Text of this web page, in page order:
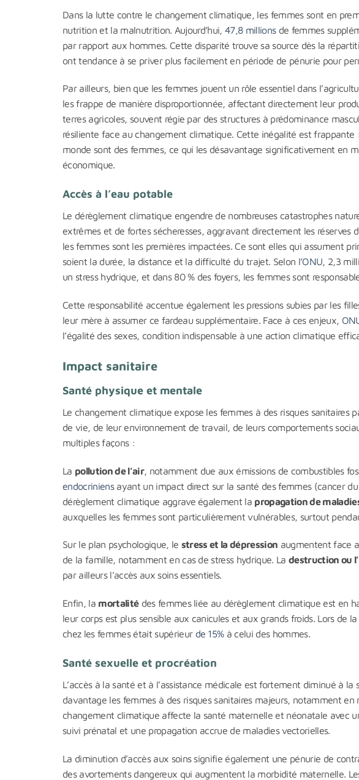
Dans la lutte contre le changement climatique, les femmes sont en
nutrition et la malnutrition. Aujourd’hui,47,8 millionsde femmes
par rapport aux hommes. Cette disparité trouve sa source dès la
ont tendance à se priver plus facilement en période de pénurie pour
Par ailleurs, bien que les femmes jouent un rôle essentiel dans
les frappe de manière disproportionnée, affectant directement leur
terres agricoles, souvent régie par des structures à prédominance
résiliente face au changement climatique. Cette inégalité est frappante
monde sont des femmes, ce qui les désavantage significativement en
économique.
Accès à l’eau potable
Le dérèglement climatique engendre de nombreuses catastrophes
extrêmes et de fortes sécheresses, aggravant directement les réserves
les femmes sont les premières impactées. Ce sont elles qui assument
soient la durée, la distance et la difficulté du trajet. Selon l’ONU, 2,3
un stress hydrique, et dans 80 % des foyers, les femmes sont
Cette responsabilité accentue également les pressions subies par les
leur mère à assumer ce fardeau supplémentaire. Face à ces enjeux,
l’égalité des sexes, condition indispensable à une action climatique
Impact sanitaire
Santé physique et mentale
Le changement climatique expose les femmes à des risques sanitaires
de vie, de leur environnement de travail, de leurs comportements
multiples façons :
La pollution de l’air, notamment due aux émissions de combustibles
endocriniensayant un impact direct sur la santé des femmes (cancer
dérèglement climatique aggrave également la propagation de
auxquelles les femmes sont particulièrement vulnérables, surtout
Sur le plan psychologique, le stress et la dépression augmentent face
de la famille, notamment en cas de stress hydrique. Ladestruction ou
par ailleurs l’accès aux soins essentiels.
Enfin, la mortalitédes femmes liée au dérèglement climatique est en
leur corps est plus sensible aux canicules et aux grands froids. Lors de
chez les femmes était supérieur de 15%à celui des hommes.
Santé sexuelle et procréation
L’accès à la santé et à l’assistance médicale est fortement diminué à
davantage les femmes à des risques sanitaires majeurs, notamment
changement climatique affecte la santé maternelle et néonatale avec
suivi prénatal et une propagation accrue de maladies vectorielles.
La diminution d’accès aux soins signifie également une pénurie de
des avortements dangereux qui augmentent la morbidité maternelle.